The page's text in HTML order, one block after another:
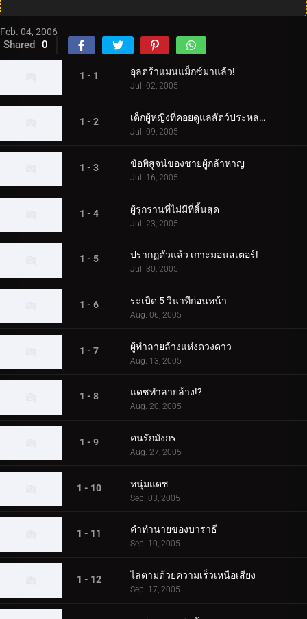
Feb. 04, 2006
Shared 0
1 - 1 อุลตร้าแมนแม็กซ์มาแล้ว!
Jul. 02, 2005
1 - 2 เด็กผู้หญิงที่คอยดูแลสัตว์ประหลาด
Jul. 09, 2005
1 - 3 ข้อพิสูจน์ของชายผู้กล้าหาญ
Jul. 16, 2005
1 - 4 ผู้รุกรานที่ไม่มีที่สิ้นสุด
Jul. 23, 2005
1 - 5 ปรากฏตัวแล้ว เกาะมอนสเตอร์!
Jul. 30, 2005
1 - 6 ระเบิด 5 วินาทีก่อนหน้า
Aug. 06, 2005
1 - 7 ผู้ทำลายล้างแห่งดวงดาว
Aug. 13, 2005
1 - 8 แดชทำลายล้าง!?
Aug. 20, 2005
1 - 9 คนรักมังกร
Aug. 27, 2005
1 - 10 หนุ่มแดช
Sep. 03, 2005
1 - 11 คำทำนายของบาราธี
Sep. 10, 2005
1 - 12 ไล่ตามด้วยความเร็วเหนือเสียง
Sep. 17, 2005